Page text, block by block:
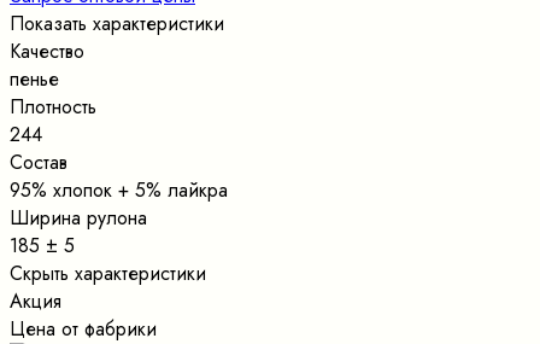
Показать характеристики
Качество
пенье
Плотность
244
Состав
95% хлопок + 5% лайкра
Ширина рулона
185 ± 5
Скрыть характеристики
Акция
Цена от фабрики